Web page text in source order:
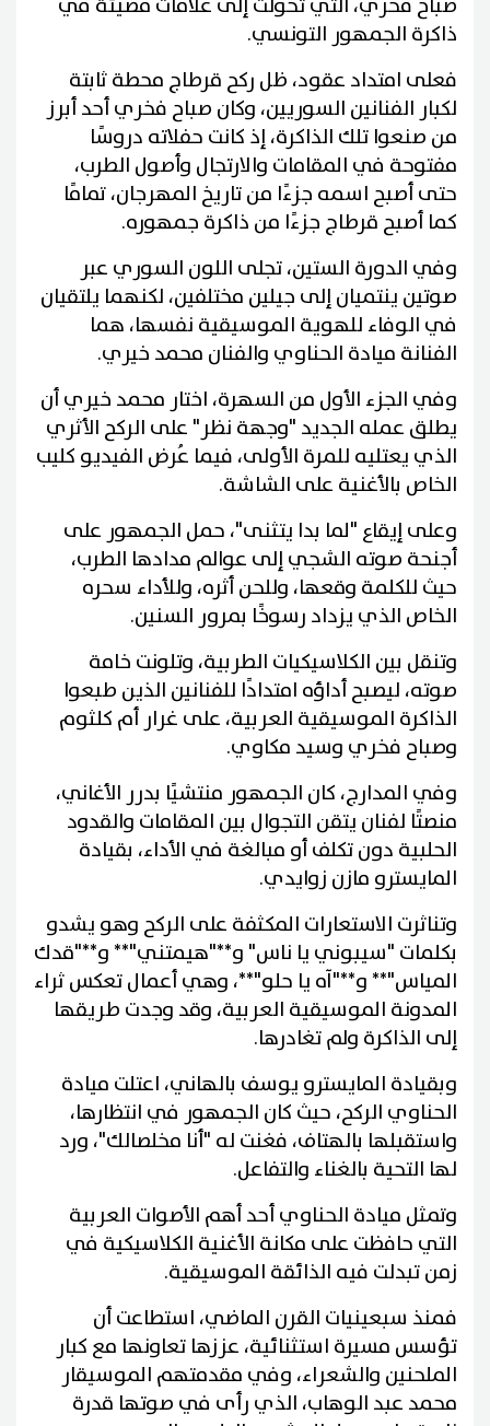
ذاكرة الجمهور التونسي.
فعلى امتداد عقود، ظل ركح قرطاج محطة ثابتة
لكبار الفنانين السوريين، وكان صباح فخري أحد أبرز
من صنعوا تلك الذاكرة، إذ كانت حفلاته دروسًا
مفتوحة في المقامات والارتجال وأصول الطرب،
حتى أصبح اسمه جزءًا من تاريخ المهرجان، تمامًا
كما أصبح قرطاج جزءًا من ذاكرة جمهوره.
وفي الدورة الستين، تجلى اللون السوري عبر
صوتين ينتميان إلى جيلين مختلفين، لكنهما يلتقيان
في الوفاء للهوية الموسيقية نفسها، هما
الفنانة ميادة الحناوي والفنان محمد خيري.
وفي الجزء الأول من السهرة، اختار محمد خيري أن
يطلق عمله الجديد "وجهة نظر" على الركح الأثري
الذي يعتليه للمرة الأولى، فيما عُرض الفيديو كليب
الخاص بالأغنية على الشاشة.
وعلى إيقاع "لما بدا يتثنى"، حمل الجمهور على
أجنحة صوته الشجي إلى عوالم مدادها الطرب،
حيث للكلمة وقعها، وللحن أثره، وللأداء سحره
الخاص الذي يزداد رسوخًا بمرور السنين.
وتنقل بين الكلاسيكيات الطربية، وتلونت خامة
صوته، ليصبح أداؤه امتدادًا للفنانين الذين طبعوا
الذاكرة الموسيقية العربية، على غرار أم كلثوم
وصباح فخري وسيد مكاوي.
وفي المدارج، كان الجمهور منتشيًا بدرر الأغاني،
منصتًا لفنان يتقن التجوال بين المقامات والقدود
الحلبية دون تكلف أو مبالغة في الأداء، بقيادة
المايسترو مازن زوايدي.
وتناثرت الاستعارات المكثفة على الركح وهو يشدو
بكلمات "سيبوني يا ناس" و**"هيمتني"** و**"قدك
المياس"** و**"آه يا حلو"**، وهي أعمال تعكس ثراء
المدونة الموسيقية العربية، وقد وجدت طريقها
إلى الذاكرة ولم تغادرها.
وبقيادة المايسترو يوسف بالهاني، اعتلت ميادة
الحناوي الركح، حيث كان الجمهور في انتظارها،
واستقبلها بالهتاف، فغنت له "أنا مخلصالك"، ورد
لها التحية بالغناء والتفاعل.
وتمثل ميادة الحناوي أحد أهم الأصوات العربية
التي حافظت على مكانة الأغنية الكلاسيكية في
زمن تبدلت فيه الذائقة الموسيقية.
فمنذ سبعينيات القرن الماضي، استطاعت أن
تؤسس مسيرة استثنائية، عززها تعاونها مع كبار
الملحنين والشعراء، وفي مقدمتهم الموسيقار
محمد عبد الوهاب، الذي رأى في صوتها قدرة